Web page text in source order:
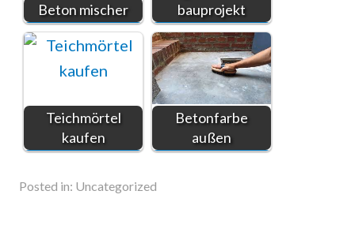
Beton mischer
bauprojekt
Teichmörtel
kaufen
Betonfarbe
außen
Posted in: Uncategorized